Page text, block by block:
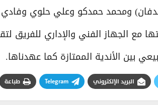
ومحمد حمدكو وعلي حلوي
مع الجهاز الفني والإداري للفريق
بين الأندية الممتازة كما عهدناها.
البريد الإلكتروني Telegram طباعة